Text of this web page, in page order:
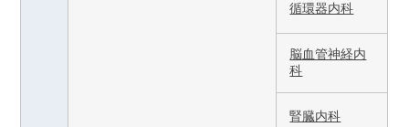
循環器内科
脳血管神経内
科
腎臓内科